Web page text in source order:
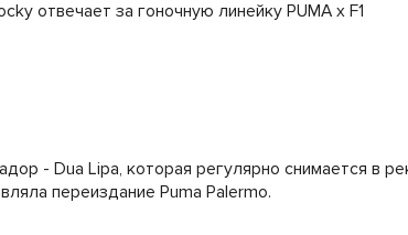
отвечает за гоночную линейку PUMA x F1
- Dua Lipa, которая регулярно снимается в
переиздание Puma Palermo.